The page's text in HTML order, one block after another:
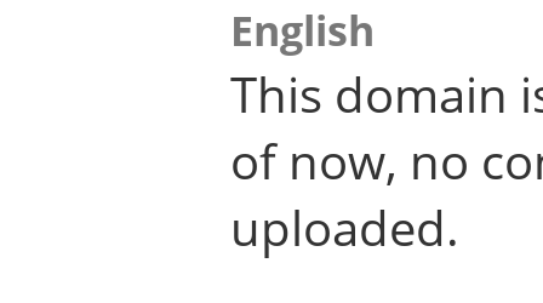
English
This domain
of now, no
uploaded.